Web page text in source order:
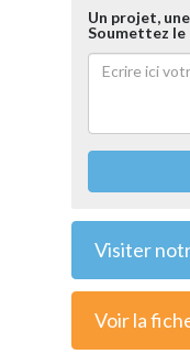
Un projet,
Soumettez le
Visiter
Voir la